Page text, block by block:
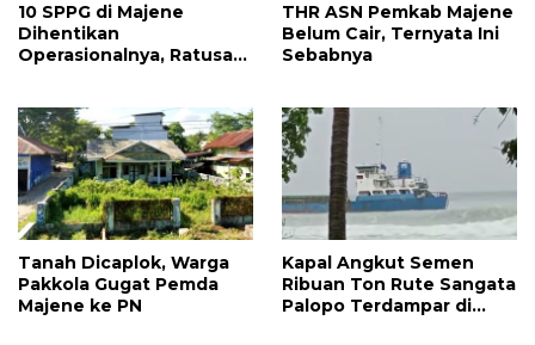
10 SPPG di Majene
Dihentikan
Operasionalnya, Ratusan
THR ASN Pemkab Majene
Belum Cair, Ternyata Ini
Sebabnya
Tanah Dicaplok, Warga
Pakkola Gugat Pemda
Majene ke PN
Kapal Angkut Semen
Ribuan Ton Rute Sangata
Palopo Terdampar di